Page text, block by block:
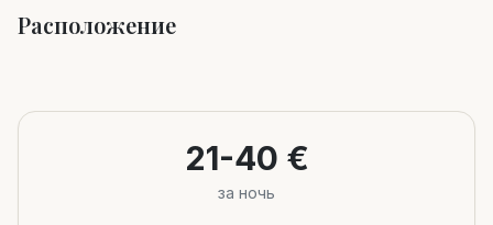
Расположение
−
21-40 €
за ночь